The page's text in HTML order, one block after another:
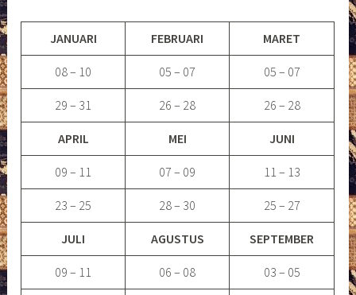
JANUARI FEBRUARI MARET
08 – 10 05 – 07 05 – 07
29 – 31 26 – 28 26 – 28
APRIL MEI JUNI
09 – 11 07 – 09 11 – 13
23 – 25 28 – 30 25 – 27
JULI AGUSTUS SEPTEMBER
09 – 11 06 – 08 03 – 05